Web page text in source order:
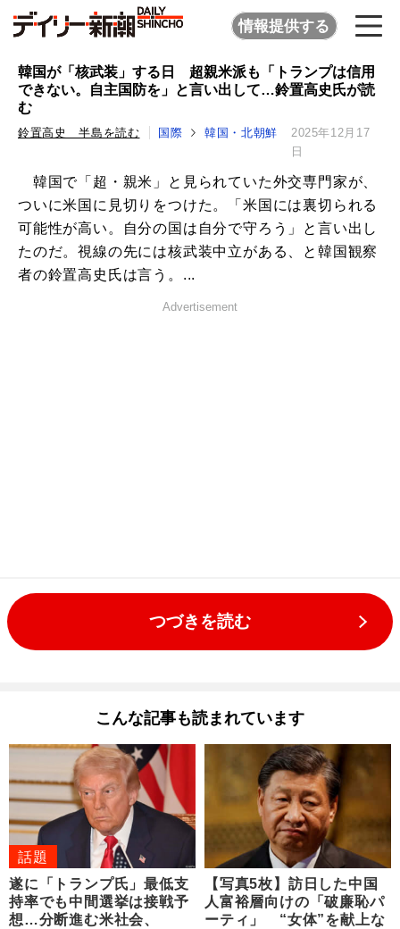
情報提供する
韓国が「核武装」する日 超親米派も「トランプは信用
できない。自主国防を」と言い出して…鈴置高史氏が読
む
鈴置高史 半島を読む 国際 韓国・北朝鮮
2025年12月17
日
韓国で「超・親米」と見られていた外交専門家が、
ついに米国に見切りをつけた。「米国には裏切られる
可能性が高い。自分の国は自分で守ろう」と言い出し
たのだ。視線の先には核武装中立がある、と韓国観察
者の鈴置高史氏は言う。...
Advertisement
つづきを読む
こんな記事も読まれています
話題
遂に「トランプ氏」最低支
持率でも中間選挙は接戦予
想…分断進む米社会、
【写真5枚】訪日した中国
人富裕層向けの「破廉恥パ
ーティ」 “女体”を献上な